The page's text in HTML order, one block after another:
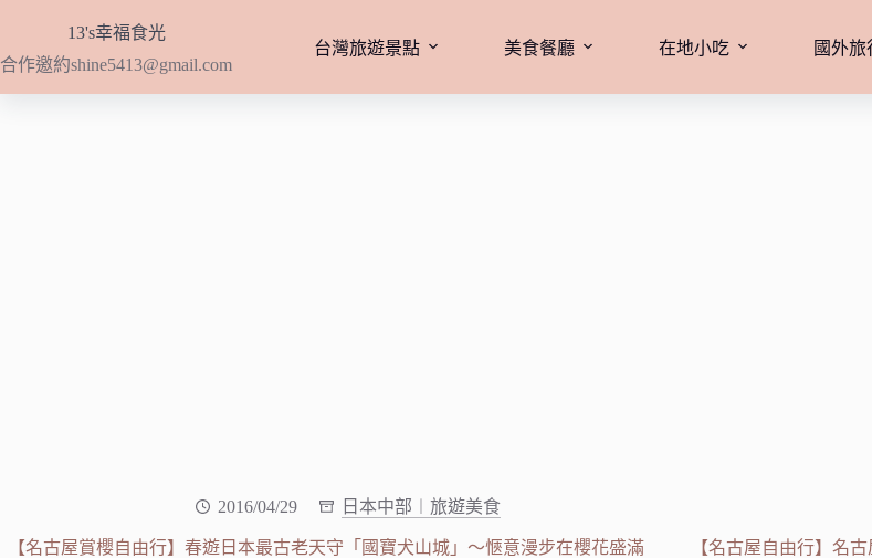
主
要
13's幸福食光
合作邀約shine5413@gmail.com
台灣旅遊景點 美食餐廳 在地小吃 國外旅
2016/04/29 日本中部︱旅遊美食
【名古屋賞櫻自由行】春遊日本最古老天守「國寶犬山城」～愜意漫步在櫻花盛滿
【名古屋自由行】名